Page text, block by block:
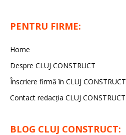
PENTRU FIRME:
Home
Despre CLUJ CONSTRUCT
Înscriere firmă în CLUJ CONSTRUCT
Contact redacția CLUJ CONSTRUCT
BLOG CLUJ CONSTRUCT: